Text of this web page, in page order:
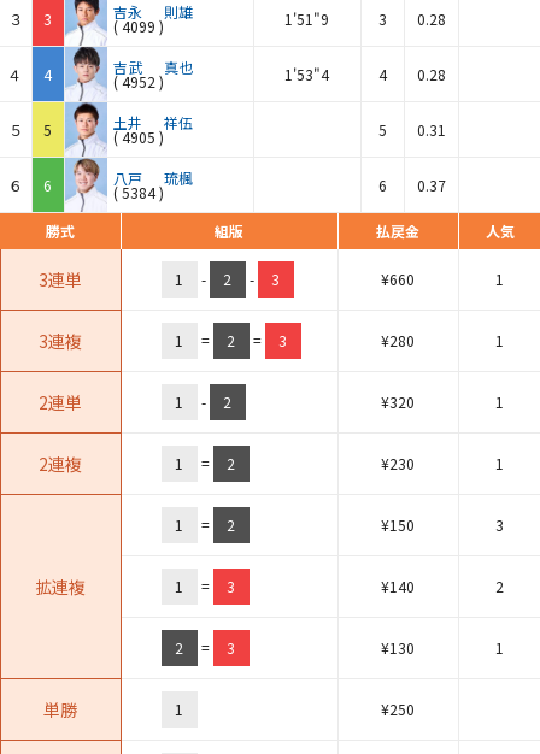
３ 3 吉永 則雄
(4099 ) 1'51"9 3 0.28
４ 4 吉武 真也
(4952 ) 1'53"4 4 0.28
５ 5 土井 祥伍
(4905 ) 5 0.31
６ 6 八戸 琉楓
(5384) 6 0.37
勝式 組版 払戻金 人気
3連単 1 - 2 - 3 ¥660 1
3連複 1 = 2 = 3 ¥280 1
2連単 1 - 2 ¥320 1
2連複 1 = 2 ¥230 1
拡連複
1 = 2 ¥150 3
1 = 3 ¥140 2
2 = 3 ¥130 1
単勝 1 ¥250